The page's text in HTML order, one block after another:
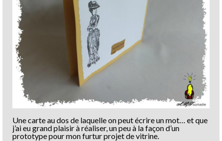
Une carte au dos de laquelle on peut écrire un mot… et que
j’ai eu grand plaisir à réaliser, un peu à la façon d’un
prototype pour mon furtur projet de vitrine.